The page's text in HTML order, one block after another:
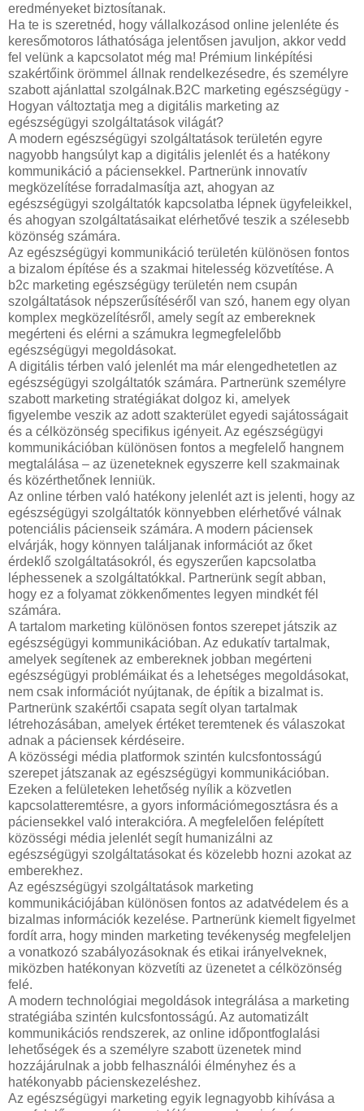
eredményeket biztosítanak.
Ha te is szeretnéd, hogy vállalkozásod online jelenléte és
keresőmotoros láthatósága jelentősen javuljon, akkor vedd
fel velünk a kapcsolatot még ma! Prémium linképítési
szakértőink örömmel állnak rendelkezésedre, és személyre
szabott ajánlattal szolgálnak.B2C marketing egészségügy -
Hogyan változtatja meg a digitális marketing az
egészségügyi szolgáltatások világát?
A modern egészségügyi szolgáltatások területén egyre
nagyobb hangsúlyt kap a digitális jelenlét és a hatékony
kommunikáció a páciensekkel. Partnerünk innovatív
megközelítése forradalmasítja azt, ahogyan az
egészségügyi szolgáltatók kapcsolatba lépnek ügyfeleikkel,
és ahogyan szolgáltatásaikat elérhetővé teszik a szélesebb
közönség számára.
Az egészségügyi kommunikáció területén különösen fontos
a bizalom építése és a szakmai hitelesség közvetítése. A
b2c marketing egészségügy területén nem csupán
szolgáltatások népszerűsítéséről van szó, hanem egy olyan
komplex megközelítésről, amely segít az embereknek
megérteni és elérni a számukra legmegfelelőbb
egészségügyi megoldásokat.
A digitális térben való jelenlét ma már elengedhetetlen az
egészségügyi szolgáltatók számára. Partnerünk személyre
szabott marketing stratégiákat dolgoz ki, amelyek
figyelembe veszik az adott szakterület egyedi sajátosságait
és a célközönség specifikus igényeit. Az egészségügyi
kommunikációban különösen fontos a megfelelő hangnem
megtalálása – az üzeneteknek egyszerre kell szakmainak
és közérthetőnek lenniük.
Az online térben való hatékony jelenlét azt is jelenti, hogy az
egészségügyi szolgáltatók könnyebben elérhetővé válnak
potenciális pácienseik számára. A modern páciensek
elvárják, hogy könnyen találjanak információt az őket
érdeklő szolgáltatásokról, és egyszerűen kapcsolatba
léphessenek a szolgáltatókkal. Partnerünk segít abban,
hogy ez a folyamat zökkenőmentes legyen mindkét fél
számára.
A tartalom marketing különösen fontos szerepet játszik az
egészségügyi kommunikációban. Az edukatív tartalmak,
amelyek segítenek az embereknek jobban megérteni
egészségügyi problémáikat és a lehetséges megoldásokat,
nem csak információt nyújtanak, de építik a bizalmat is.
Partnerünk szakértői csapata segít olyan tartalmak
létrehozásában, amelyek értéket teremtenek és válaszokat
adnak a páciensek kérdéseire.
A közösségi média platformok szintén kulcsfontosságú
szerepet játszanak az egészségügyi kommunikációban.
Ezeken a felületeken lehetőség nyílik a közvetlen
kapcsolatteremtésre, a gyors információmegosztásra és a
páciensekkel való interakcióra. A megfelelően felépített
közösségi média jelenlét segít humanizálni az
egészségügyi szolgáltatásokat és közelebb hozni azokat az
emberekhez.
Az egészségügyi szolgáltatások marketing
kommunikációjában különösen fontos az adatvédelem és a
bizalmas információk kezelése. Partnerünk kiemelt figyelmet
fordít arra, hogy minden marketing tevékenység megfeleljen
a vonatkozó szabályozásoknak és etikai irányelveknek,
miközben hatékonyan közvetíti az üzenetet a célközönség
felé.
A modern technológiai megoldások integrálása a marketing
stratégiába szintén kulcsfontosságú. Az automatizált
kommunikációs rendszerek, az online időpontfoglalási
lehetőségek és a személyre szabott üzenetek mind
hozzájárulnak a jobb felhasználói élményhez és a
hatékonyabb pácienskezeléshez.
Az egészségügyi marketing egyik legnagyobb kihívása a